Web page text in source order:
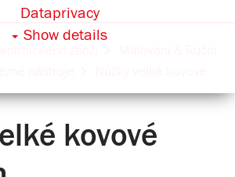
kovové
Show details
Dataprivacy